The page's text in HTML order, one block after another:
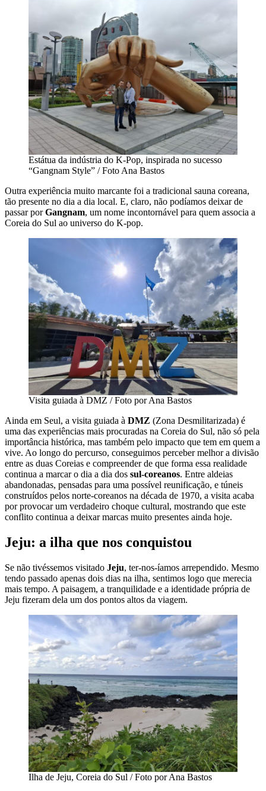
Estátua da indústria do K-Pop, inspirada no sucesso
“Gangnam Style” / Foto Ana Bastos
Outra experiência muito marcante foi a tradicional sauna coreana,
tão presente no dia a dia local. E, claro, não podíamos deixar de
passar porGangnam, um nome incontornável para quem associa a
Coreia do Sul ao universo do K-pop.
Visita guiada à DMZ / Foto por Ana Bastos
Ainda em Seul, a visita guiada à DMZ (Zona Desmilitarizada) é
uma das experiências mais procuradas na Coreia do Sul, não só pela
importância histórica, mas também pelo impacto que tem em quem a
vive. Ao longo do percurso, conseguimos perceber melhor a divisão
entre as duas Coreias e compreender de que forma essa realidade
continua a marcar o dia a dia dos sul-coreanos. Entre aldeias
abandonadas, pensadas para uma possível reunificação, e túneis
construídos pelos norte-coreanos na década de 1970, a visita acaba
por provocar um verdadeiro choque cultural, mostrando que este
conflito continua a deixar marcas muito presentes ainda hoje.
Jeju: a ilha que nos conquistou
Se não tivéssemos visitado Jeju, ter-nos-íamos arrependido. Mesmo
tendo passado apenas dois dias na ilha, sentimos logo que merecia
mais tempo. A paisagem, a tranquilidade e a identidade própria de
Jeju fizeram dela um dos pontos altos da viagem.
Ilha de Jeju, Coreia do Sul / Foto por Ana Bastos